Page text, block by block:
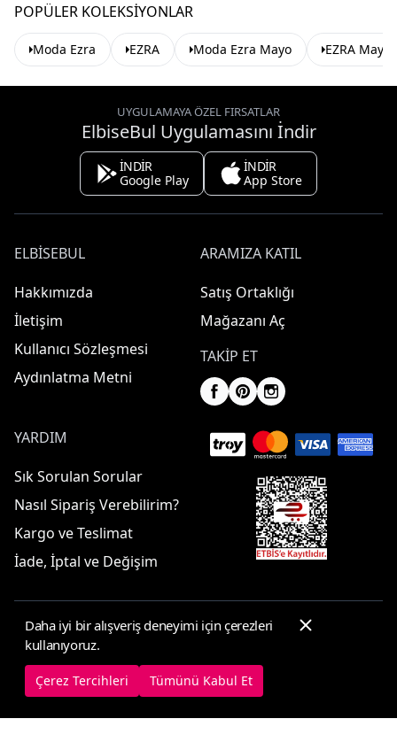
POPÜLER KOLEKSIYONLAR
Moda Ezra EZRA Moda Ezra Mayo EZRA Mayo
UYGULAMAYA ÖZEL FIRSATLAR
ElbiseBul Uygulamasını İndir
İNDİR
Google Play
İNDİR
App Store
ELBISEBUL
Hakkımızda
İletişim
Kullanıcı Sözleşmesi
Aydınlatma Metni
ARAMIZA KATIL
Satış Ortaklığı
Mağazanı Aç
TAKIP ET
YARDIM
Sık Sorulan Sorular
Nasıl Sipariş Verebilirim?
Kargo ve Teslimat
İade, İptal ve Değişim
© 2025 ElbiseBul -
Çerez Tercihleri Çerez Politikası
Daha iyi bir alışveriş deneyimi için çerezleri
kullanıyoruz.
Çerez Tercihleri Tümünü Kabul Et